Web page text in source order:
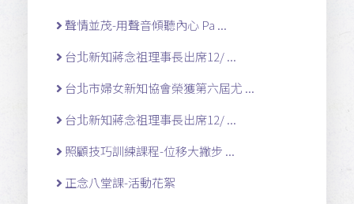
聲情並茂-用聲音傾聽內心 Pa ...
台北新知蔣念祖理事長出席12/ ...
台北市婦女新知協會榮獲第六屆尤 ...
台北新知蔣念祖理事長出席12/ ...
照顧技巧訓練課程-位移大撇步 ...
正念八堂課-活動花絮